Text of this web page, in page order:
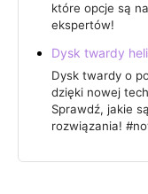
które opcje są
ekspertów!
Dysk twardy
Dysk twardy o
dzięki nowej
Sprawdź, jakie
rozwiązania!